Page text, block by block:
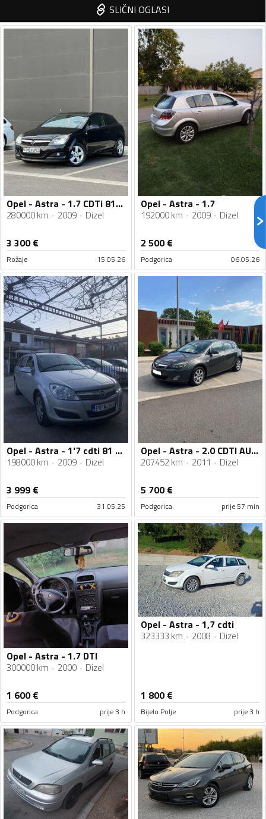
SLIČNI OGLASI
Opel - Astra - 1.7 CDTi 81kW (110KS)
280000 km 2009 Dizel
3 300€
Rožaje 15.05.26
Opel - Astra - 1.7
192000 km 2009 Dizel
2 500€
Podgorica 06.05.26
Opel - Astra - 1'7 cdti 81 kw
198000 km 2009 Dizel
3 999 €
Podgorica 31.05.25
Opel - Astra - 2.0 CDTI AUTOMATIC
207452 km 2011 Dizel
5 700€
Podgorica prije 57 min
Opel - Astra - 1.7 DTI
300000 km 2000 Dizel
1 600€
Podgorica prije 3 h
Opel - Astra - 1,7 cdti
323333 km 2008 Dizel
1 800€
Bijelo Polje prije 3 h